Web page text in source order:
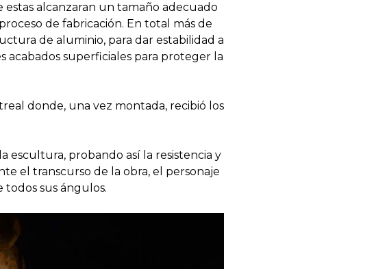
estas alcanzaran un tamaño adecuado
de fabricación. En total más de
de aluminio, para dar estabilidad a
acabados superficiales para proteger la
donde, una vez montada, recibió los
escultura, probando así la resistencia y
el transcurso de la obra, el personaje
todos sus ángulos.